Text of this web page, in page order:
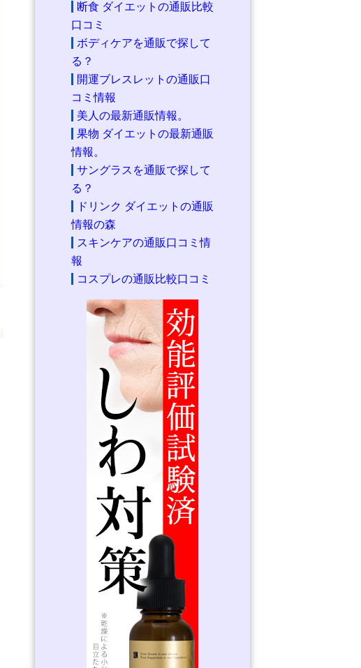
断食 ダイエットの通販比較
口コミ
ボディケアを通販で探して
る？
開運ブレスレットの通販口
コミ情報
美人の最新通販情報。
果物 ダイエットの最新通販
情報。
サングラスを通販で探して
る？
ドリンク ダイエットの通販
情報の森
スキンケアの通販口コミ情
報
コスプレの通販比較口コミ